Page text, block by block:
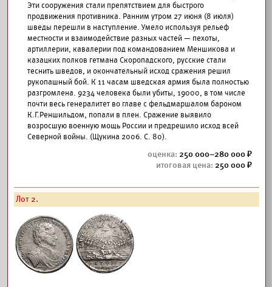
Эти сооружения стали препятствием для быстрого
продвижения противника. Ранним утром 27 июня (8 июля)
шведы перешли в наступление. Умело используя рельеф
местности и взаимодействие разных частей — пехоты,
артиллерии, кавалерии под командованием Меншикова и
казацких полков гетмана Скоропадского, русские стали
теснить шведов, и окончательный исход сражения решил
рукопашный бой. К 11 часам шведская армия была полностью
разгромлена. 9234 человека были убиты, 19000, в том числе
почти весь генералитет во главе с фельдмаршалом бароном
К.Г.Реншильдом, попали в плен. Сражение выявило
возросшую военную мощь России и предрешило исход всей
Северной войны. (Щукина 2006. С. 80).
250 000–280 000
250 000
Лот 2.